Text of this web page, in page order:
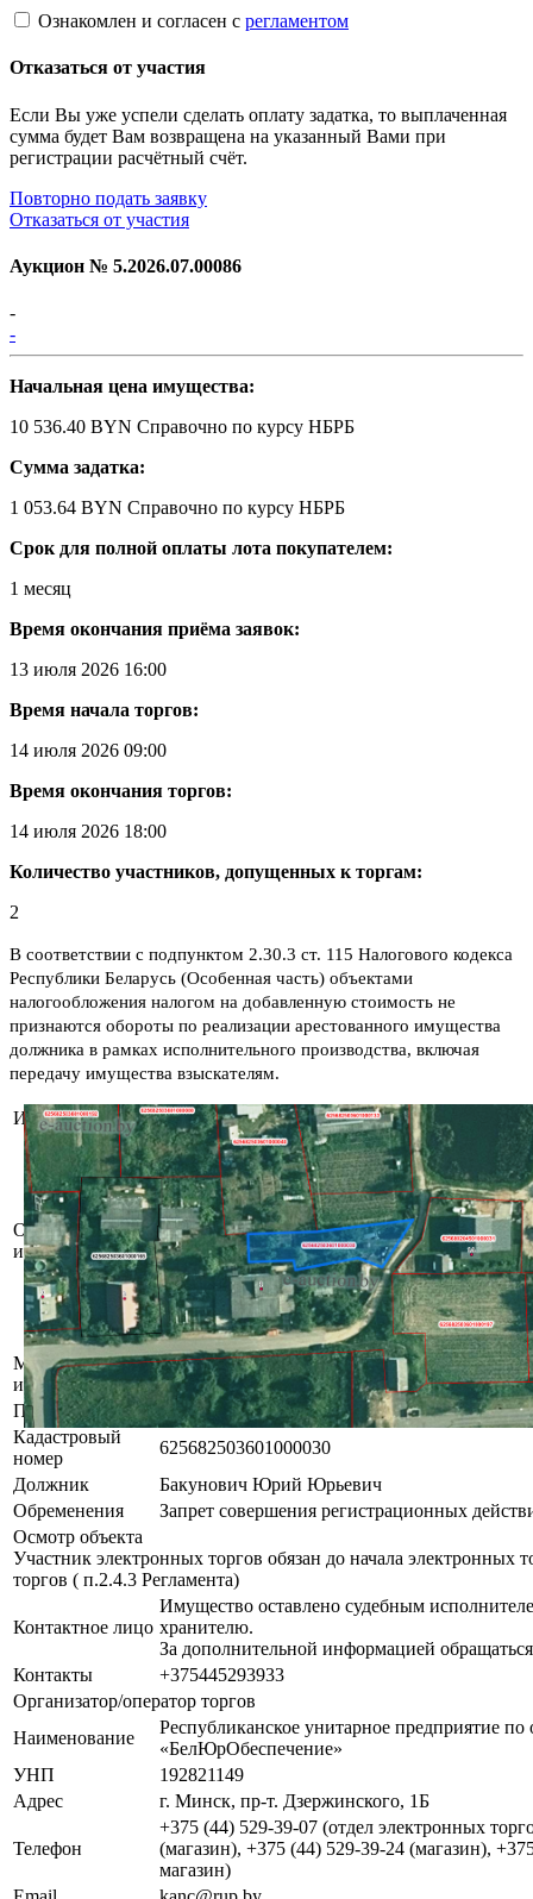
Ознакомлен и согласен с регламентом
Отказаться от участия
Если Вы уже успели сделать оплату задатка, то выплаченная
сумма будет Вам возвращена на указанный Вами при
регистрации расчётный счёт.
Повторно подать заявку
Отказаться от участия
Аукцион № 5.2026.07.00086
-
-
Начальная цена имущества:
10 536.40 BYN Справочно по курсу НБРБ
Сумма задатка:
1 053.64 BYN Справочно по курсу НБРБ
Срок для полной оплаты лота покупателем:
1 месяц
Время окончания приёма заявок:
13 июля 2026 16:00
Время начала торгов:
14 июля 2026 09:00
Время окончания торгов:
14 июля 2026 18:00
Количество участников, допущенных к торгам:
2
В соответствии с подпунктом 2.30.3 ст. 115 Налогового кодекса
Республики Беларусь (Особенная часть) объектами
налогообложения налогом на добавленную стоимость не
признаются обороты по реализации арестованного имущества
должника в рамках исполнительного производства, включая
передачу имущества взыскателям.
Информация о предмете торгов
Описание
имущества
Сведения о земельном участке из ЕГРНИ:
Целевое назначение земельного участка: для
обслуживания жилого дома.
Назначение земельного участка в
назначения объектов недвижимого
размещения объектов усадебной застройки
обслуживания одноквартирного
обслуживания зарегистрированной
регистрации недвижимого имущества, прав
квартиры в блокированном жилом доме).
Местоположение
имущества
Минская область, Узденский р-н, Дещенский
Площадь участка 0.0568 га
Кадастровый
номер
625682503601000030
Должник
Бакунович Юрий Юрьевич
Обременения
Запрет совершения регистрационных
Осмотр объекта
Участник электронных торгов обязан до начала электронных
торгов ( п.2.4.3 Регламента)
Контактное лицо
Имущество оставлено судебным
хранителю.
За дополнительной информацией
Контакты
+375445293933
Организатор/оператор торгов
Наименование
Республиканское унитарное предприятие по
«БелЮрОбеспечение»
УНП
192821149
Адрес
г. Минск, пр-т. Дзержинского, 1Б
Телефон
+375 (44) 529-39-07 (отдел электронных
(магазин), +375 (44) 529-39-24 (магазин),
магазин)